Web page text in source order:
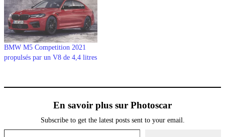
BMW M5 Competition 2021
propulsés par un V8 de 4,4 litres
En savoir plus sur Photoscar
Subscribe to get the latest posts sent to your email.
Saisissez votre adresse e-mail…